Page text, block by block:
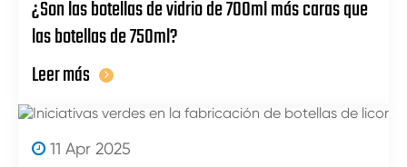
¿Son las botellas de vidrio de 700ml más caras que
las botellas de 750ml?
Leer más
11 Apr 2025